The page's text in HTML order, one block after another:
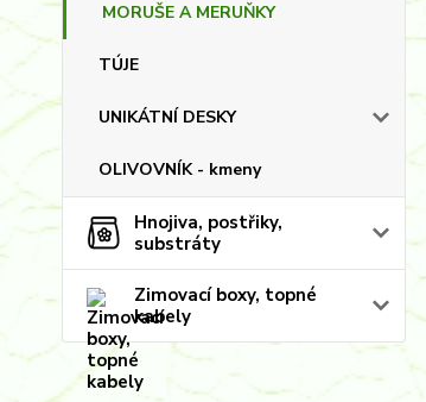
MORUŠE A MERUŇKY
TÚJE
UNIKÁTNÍ DESKY
OLIVOVNÍK - kmeny
Hnojiva, postřiky,
substráty
Zimovací boxy, topné
kabely